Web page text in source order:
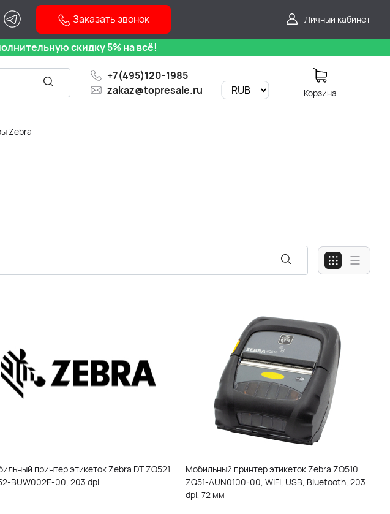
Заказать звонок Личный кабинет
скидку 5% на всё!
+7(495)120-1985
zakaz@topresale.ru
Корзина
Zebra
принтер этикеток Zebra DT ZQ521
BUW002E-00, 203 dpi
Мобильный принтер этикеток Zebra ZQ510
ZQ51-AUN0100-00, WiFi, USB, Bluetooth, 203
dpi, 72 мм